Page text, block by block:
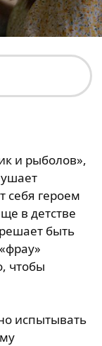
и рыболов»,
себя героем
в детстве
быть
чтобы
испытывать